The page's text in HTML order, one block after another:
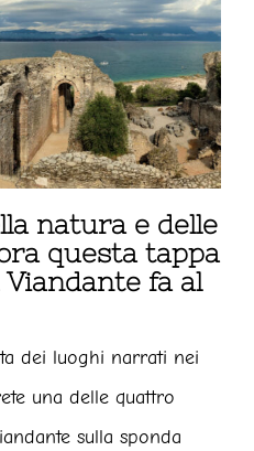
natura e delle
questa tappa
fa al
dei luoghi narrati nei
una delle quattro
sulla sponda